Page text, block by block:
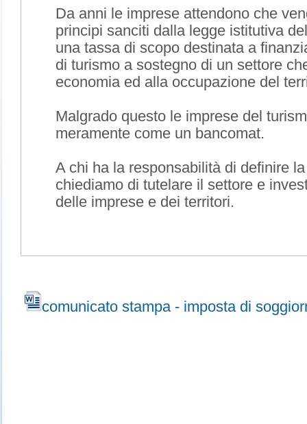
Da anni le imprese attendono che
principi sanciti dalla legge istitutiva
una tassa di scopo destinata a
di turismo a sostegno di un settore
economia ed alla occupazione del
Malgrado questo le imprese del
meramente come un bancomat.
A chi ha la responsabilità di definire
chiediamo di tutelare il settore e
delle imprese e dei territori.
comunicato stampa - imposta di